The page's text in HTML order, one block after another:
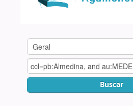
Buscar